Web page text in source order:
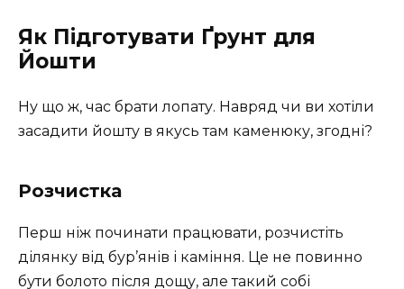
Як Підготувати Ґрунт для
Йошти
Ну що ж, час брати лопату. Навряд чи ви хотіли
засадити йошту в якусь там каменюку, згодні?
Розчистка
Перш ніж починати працювати, розчистіть
ділянку від бур’янів і каміння. Це не повинно
бути болото після дощу, але такий собі